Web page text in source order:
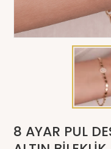
8 AYAR PUL